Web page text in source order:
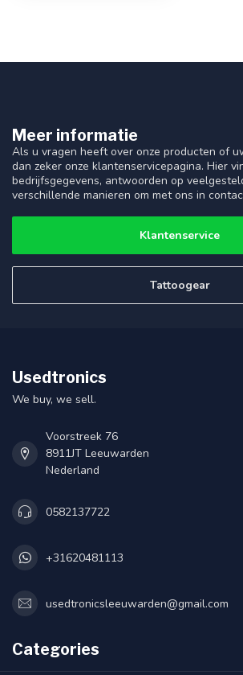
Meer informatie
Als u vragen heeft over onze producten of
dan zeker onze klantenservicepagina. Hier
bedrijfsgegevens, antwoorden op
verschillende manieren om met ons in
Klantenservice
Tattoogear
Usedtronics
We buy, we sell.
Voorstreek 76
8911JT Leeuwarden
Nederland
0582137722
+31620481113
usedtronicsleeuwarden@gmail.com
Categories